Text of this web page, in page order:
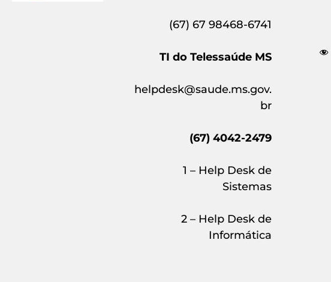
(67) 67 98468-6741
TI do Telessaúde MS
helpdesk@saude.ms.gov.
br
(67) 4042-2479
1 – Help Desk de
Sistemas
2 – Help Desk de
Informática